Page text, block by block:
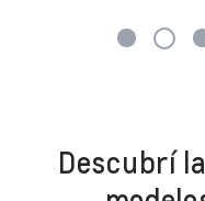
Descubrí